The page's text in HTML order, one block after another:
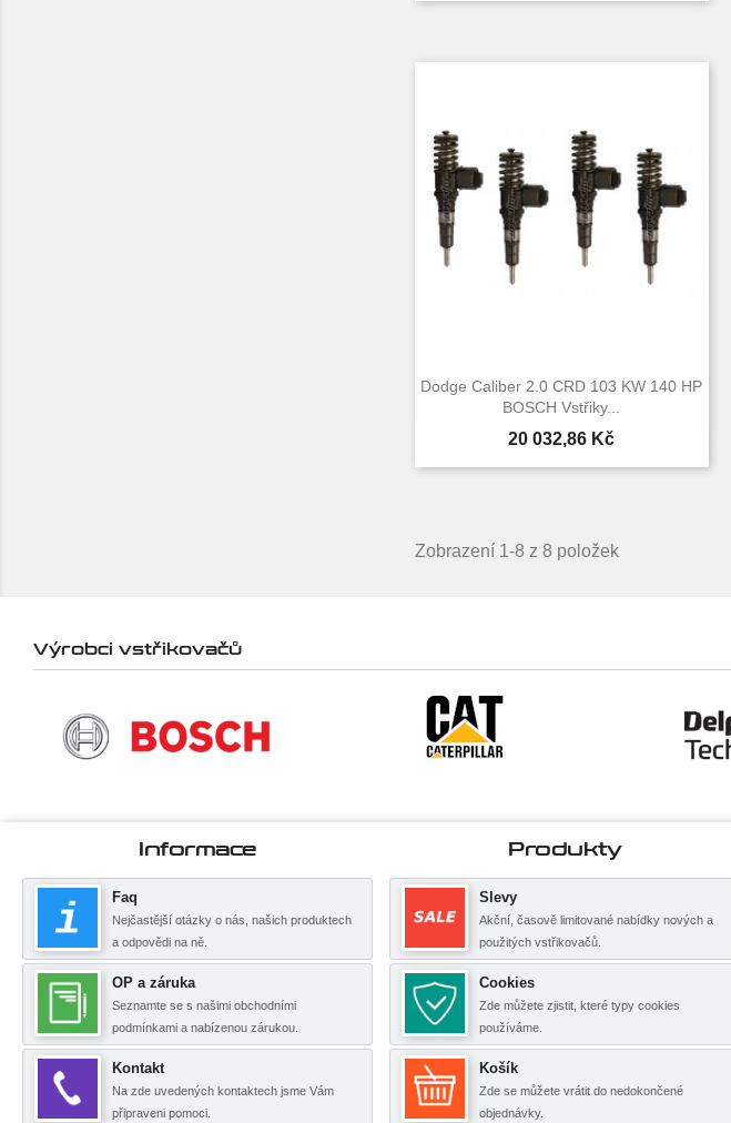
Dodge Caliber 2.0 CRD 103 KW 140 HP
BOSCH Vstřiky...
Cena
20 032,86 Kč
 Rychlý náhled
Zobrazení 1-8 z 8 položek
Výrobci vstřikovačů
Informace
Faq
Nejčastější otázky o nás, našich produktech
a odpovědi na ně.
OP a záruka
Seznamte se s našimi obchodními
podmínkami a nabízenou zárukou.
Kontakt
Na zde uvedených kontaktech jsme Vám
připraveni pomoci.
Produkty
Slevy
Akční, časově limitované nabídky nových a
použitých vstřikovačů.
Cookies
Zde můžete zjistit, které typy cookies
používáme.
Košík
Zde se můžete vrátit do nedokončené
objednávky.